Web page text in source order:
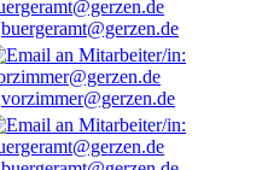
buergeramt@gerzen.de
vorzimmer@gerzen.de